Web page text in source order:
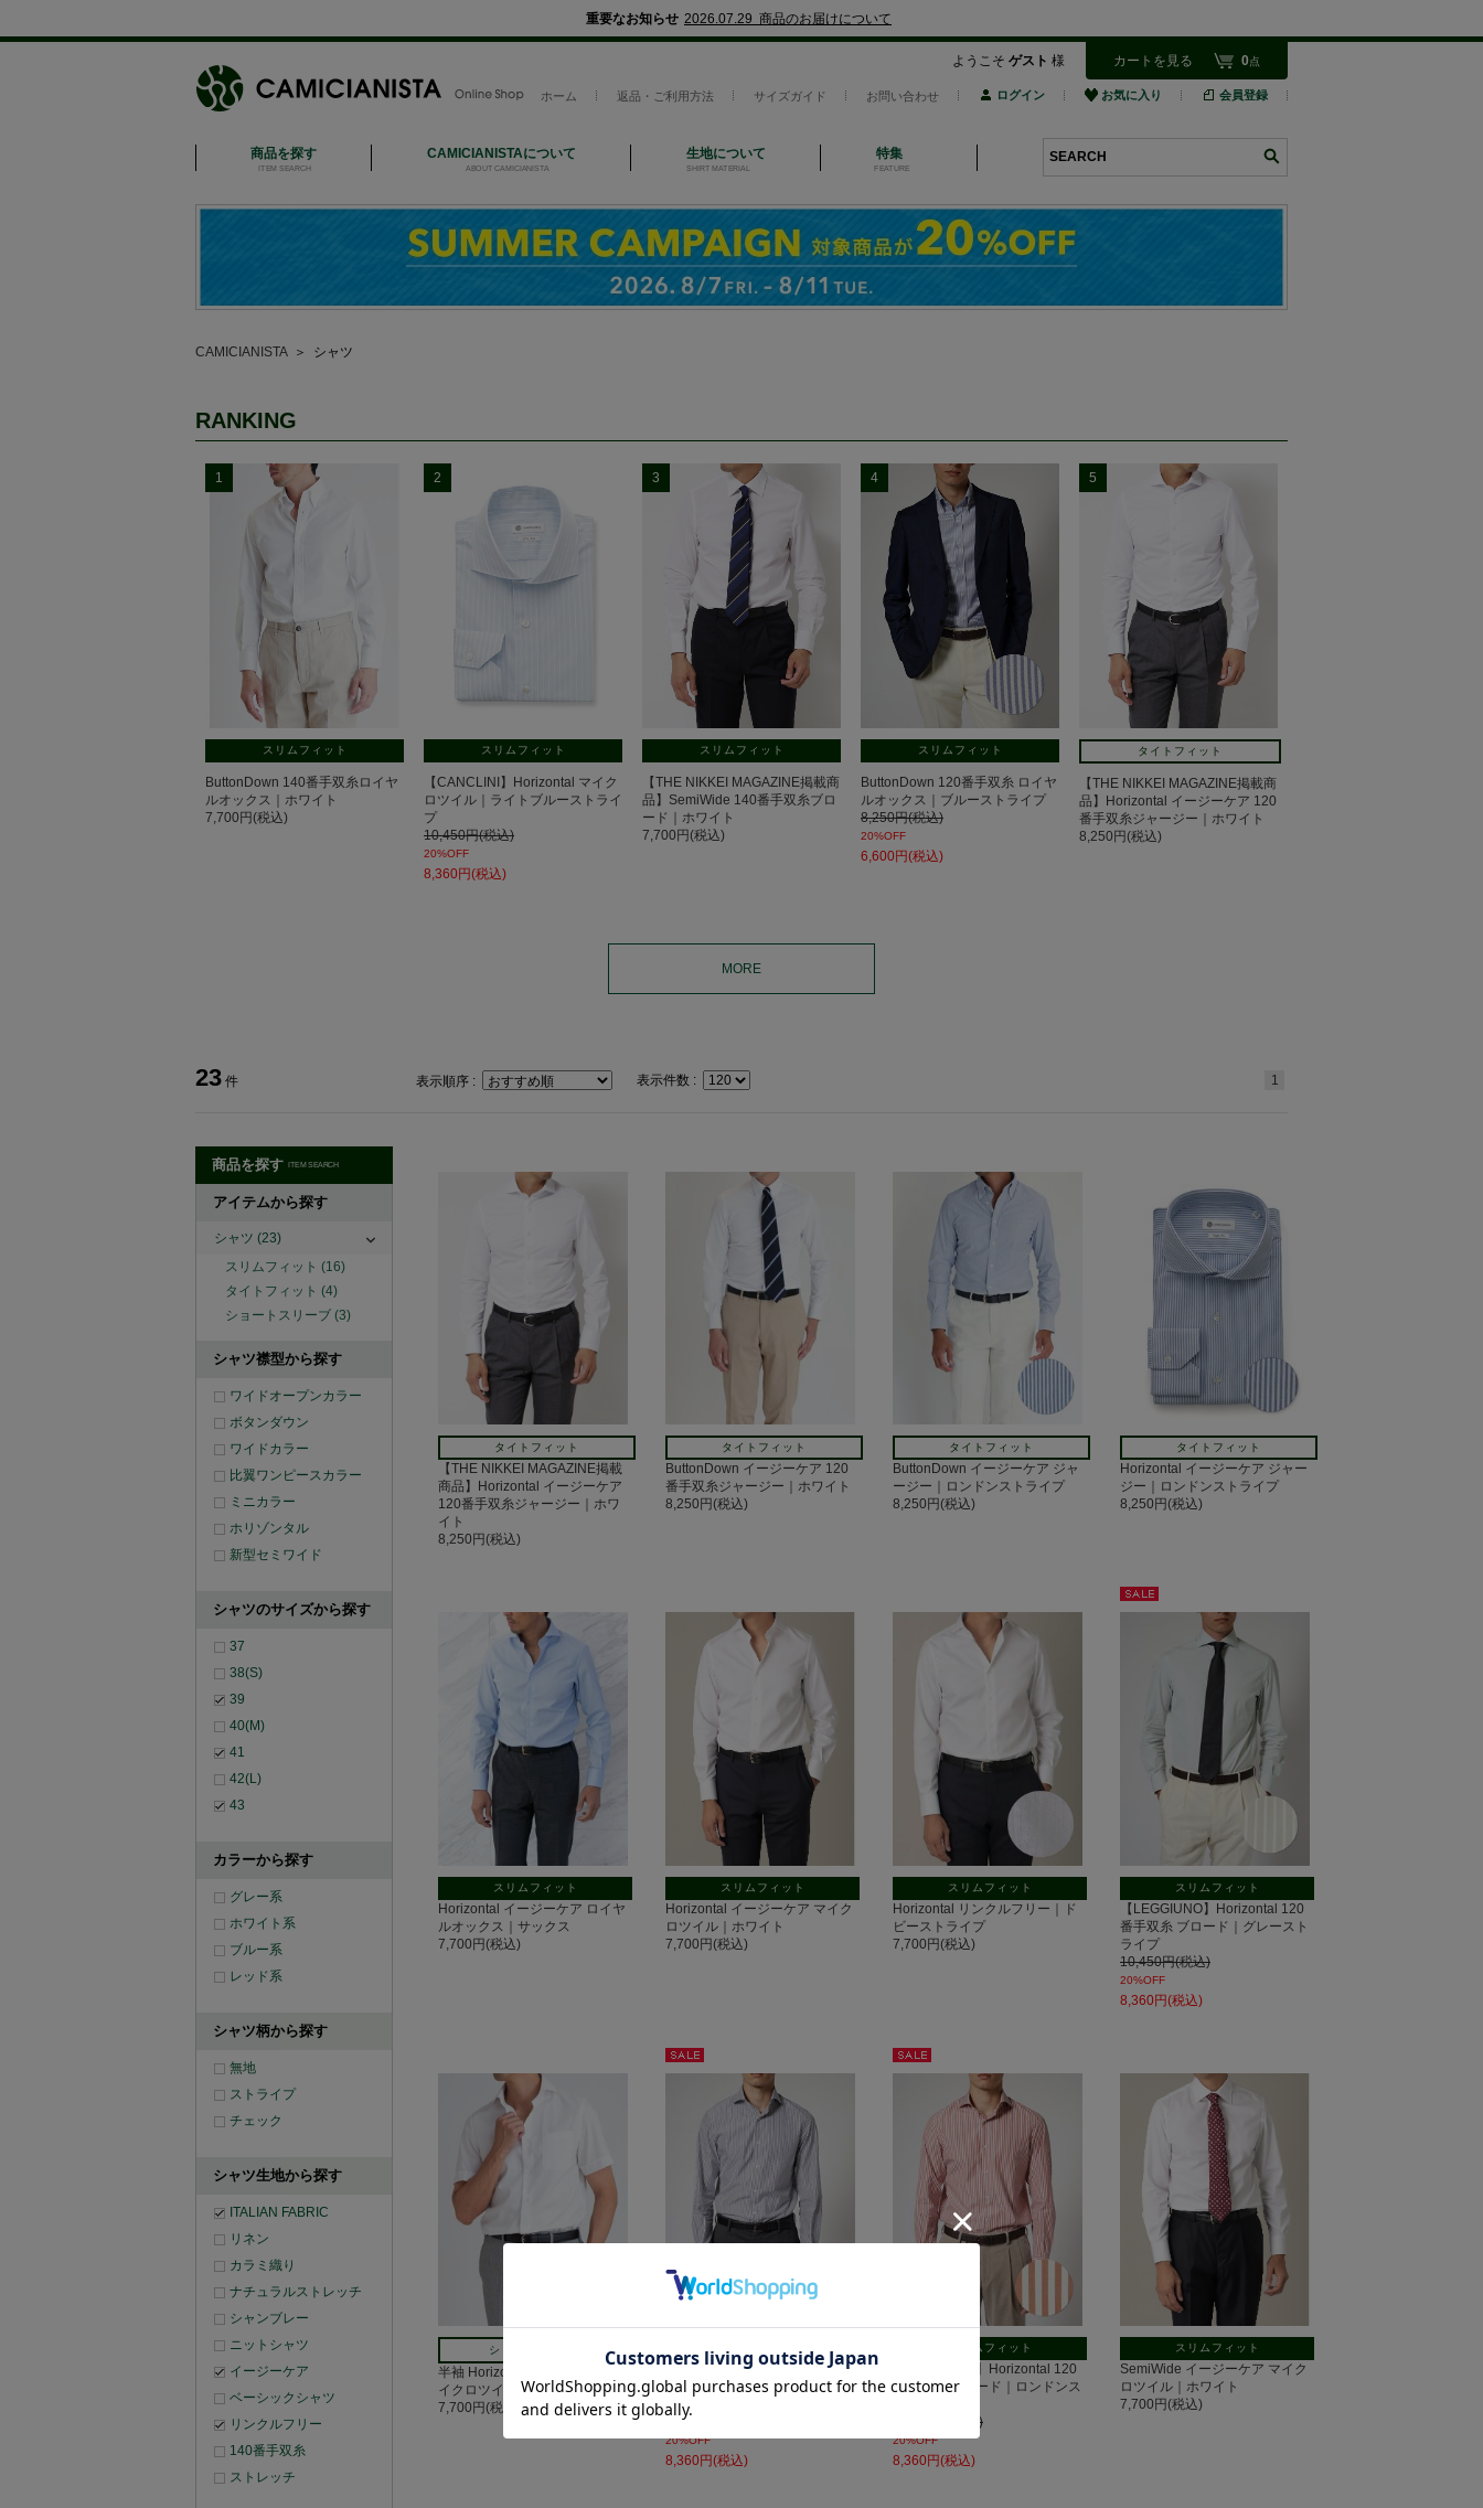
重要なお知らせ 2026.07.29 商品のお届けについて
ようこそ ゲスト 様 カートを見る 0点
ホーム 返品・ご利用方法 サイズガイド お問い合わせ ログイン お気に入り 会員登録
商品を探す
ITEM SEARCH
CAMICIANISTAについて
ABOUT CAMICIANISTA
生地について
SHIRT MATERIAL
特集
FEATURE
CAMICIANISTA＞ シャツ
RANKING
1
スリムフィット
ButtonDown 140番手双糸ロイヤ
ルオックス｜ホワイト
7,700円(税込)
2
スリムフィット
【CANCLINI】Horizontal マイク
ロツイル｜ライトブルーストライ
プ
10,450円(税込)
20%OFF
8,360円(税込)
3
スリムフィット
【THE NIKKEI MAGAZINE掲載商
品】SemiWide 140番手双糸ブロ
ード｜ホワイト
7,700円(税込)
4
スリムフィット
ButtonDown 120番手双糸 ロイヤ
ルオックス｜ブルーストライプ
8,250円(税込)
20%OFF
6,600円(税込)
5
タイトフィット
【THE NIKKEI MAGAZINE掲載商
品】Horizontal イージーケア 120
番手双糸ジャージー｜ホワイト
8,250円(税込)
MORE
23 件 表示順序 : 表示件数 : 1
商品を探す ITEM SEARCH
アイテムから探す
シャツ (23)
スリムフィット (16)
タイトフィット (4)
ショートスリーブ (3)
シャツ襟型から探す
ワイドオープンカラー
ボタンダウン
ワイドカラー
比翼ワンピースカラー
ミニカラー
ホリゾンタル
新型セミワイド
シャツのサイズから探す
37
38(S)
39
40(M)
41
42(L)
43
カラーから探す
グレー系
ホワイト系
ブルー系
レッド系
シャツ柄から探す
無地
ストライプ
チェック
シャツ生地から探す
ITALIAN FABRIC
リネン
カラミ織り
ナチュラルストレッチ
シャンブレー
ニットシャツ
イージーケア
ベーシックシャツ
リンクルフリー
140番手双糸
ストレッチ
タイトフィット
【THE NIKKEI MAGAZINE掲載
商品】Horizontal イージーケア
120番手双糸ジャージー｜ホワ
イト
8,250円(税込)
タイトフィット
ButtonDown イージーケア 120
番手双糸ジャージー｜ホワイト
8,250円(税込)
タイトフィット
ButtonDown イージーケア ジャ
ージー｜ロンドンストライプ
8,250円(税込)
タイトフィット
Horizontal イージーケア ジャー
ジー｜ロンドンストライプ
8,250円(税込)
スリムフィット
Horizontal イージーケア ロイヤ
ルオックス｜サックス
7,700円(税込)
スリムフィット
Horizontal イージーケア マイク
ロツイル｜ホワイト
7,700円(税込)
スリムフィット
Horizontal リンクルフリー｜ド
ビーストライプ
7,700円(税込)
セー
スリムフィット
【LEGGIUNO】Horizontal 120
番手双糸 ブロード｜グレースト
ライプ
10,450円(税込)
20%OFF
8,360円(税込)
ショートスリーブ
半袖 Horizontal イージーケア マ
イクロツイル｜ホワイト
7,700円(税込)
セー
【LEGGIUNO】Horizontal 120
番手双糸 ブロード｜ネイビース
トライプ
10,450円(税込)
20%OFF
8,360円(税込)
セー
スリムフィット
【LEGGIUNO】Horizontal 120
番手双糸 ブロード｜ロンドンス
10,450円(税込)
20%OFF
8,360円(税込)
スリムフィット
SemiWide イージーケア マイク
ロツイル｜ホワイト
7,700円(税込)